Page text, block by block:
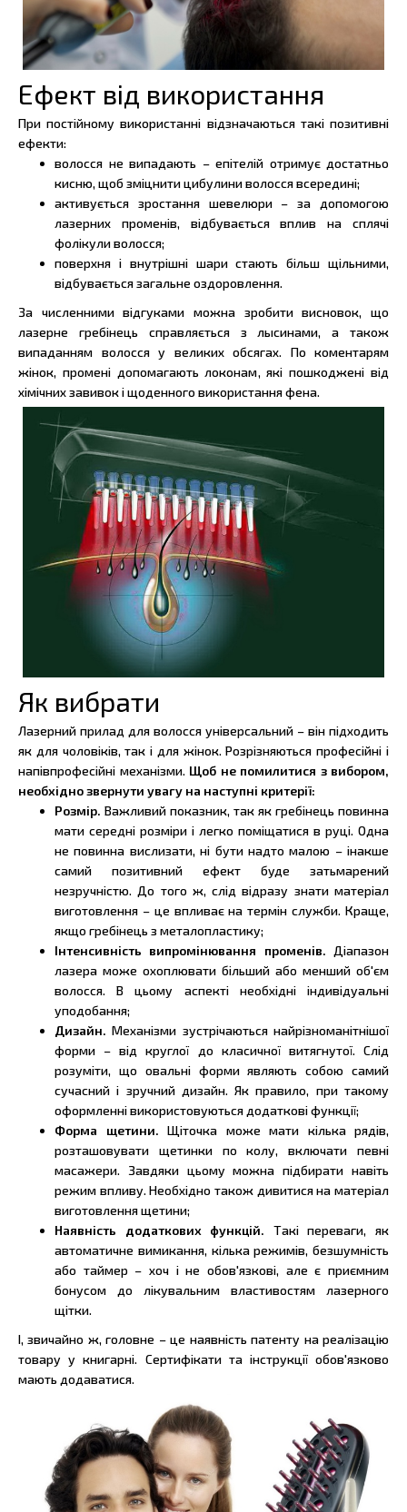
Ефект від використання
При постійному використанні відзначаються такі позитивні
ефекти:
волосся не випадають – епітелій отримує достатньо
кисню, щоб зміцнити цибулини волосся всередині;
активується зростання шевелюри – за допомогою
лазерних променів, відбувається вплив на сплячі
фолікули волосся;
поверхня і внутрішні шари стають більш щільними,
відбувається загальне оздоровлення.
За численними відгуками можна зробити висновок, що
лазерне гребінець справляється з лысинами, а також
випаданням волосся у великих обсягах. По коментарям
жінок, промені допомагають локонам, які пошкоджені від
хімічних завивок і щоденного використання фена.
Як вибрати
Лазерний прилад для волосся універсальний – він підходить
як для чоловіків, так і для жінок. Розрізняються професійні і
напівпрофесійні механізми. Щоб не помилитися з вибором,
необхідно звернути увагу на наступні критерії:
Розмір. Важливий показник, так як гребінець повинна
мати середні розміри і легко поміщатися в руці. Одна
не повинна вислизати, ні бути надто малою – інакше
самий позитивний ефект буде затьмарений
незручністю. До того ж, слід відразу знати матеріал
виготовлення – це впливає на термін служби. Краще,
якщо гребінець з металопластику;
Інтенсивність випромінювання променів. Діапазон
лазера може охоплювати більший або менший об'єм
волосся. В цьому аспекті необхідні індивідуальні
уподобання;
Дизайн.Механізми зустрічаються найрізноманітнішої
форми – від круглої до класичної витягнутої. Слід
розуміти, що овальні форми являють собою самий
сучасний і зручний дизайн. Як правило, при такому
оформленні використовуються додаткові функції;
Форма щетини. Щіточка може мати кілька рядів,
розташовувати щетинки по колу, включати певні
масажери. Завдяки цьому можна підбирати навіть
режим впливу. Необхідно також дивитися на матеріал
виготовлення щетини;
Наявність додаткових функцій. Такі переваги, як
автоматичне вимикання, кілька режимів, безшумність
або таймер – хоч і не обов'язкові, але є приємним
бонусом до лікувальним властивостям лазерного
щітки.
І, звичайно ж, головне – це наявність патенту на реалізацію
товару у книгарні. Сертифікати та інструкції обов'язково
мають додаватися.